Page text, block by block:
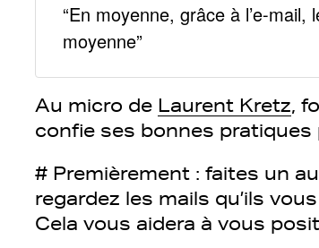
“En moyenne, grâce à l’e-
moyenne”
Au micro de Laurent Kretz,
confie ses bonnes
# Premièrement : faites un
regardez les mails qu’ils
Cela vous aidera à vous